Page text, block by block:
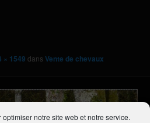
notre site web et notre service.
× 1549 dansVente de chevaux